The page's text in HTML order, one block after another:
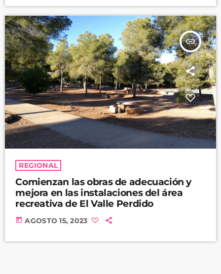
insert_link
REGIONAL
Comienzan las obras de adecuación y
mejora en las instalaciones del área
recreativa de El Valle Perdido
today AGOSTO 15, 2023